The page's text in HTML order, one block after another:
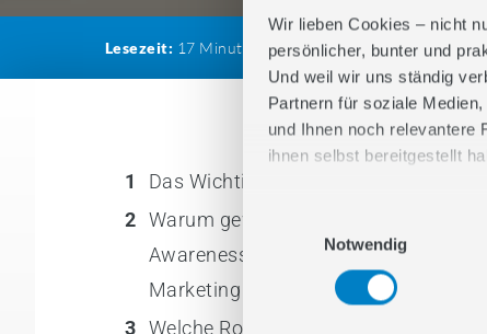
Wir lieben Cookies – nicht
persönlicher, bunter und
Und weil wir uns ständig
Partnern für soziale
und Ihnen noch relevantere
ihnen selbst bereitgestellt
Einwilligungsauswahl
Notwendig
Lesezeit: 17 Minuten Kategorie: Paid
1
Das Wichtigste in Kürze
2 Warum gewinnen grossformatige
Awareness-Formate im digitalen
Marketing wieder an Bedeutung?
3 Welche Rolle spielen digitale